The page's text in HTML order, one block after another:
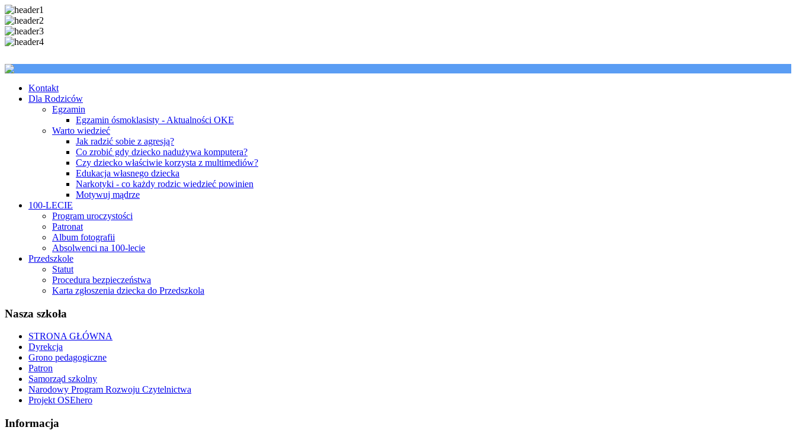
Kontakt
Dla Rodziców
Egzamin
Egzamin ósmoklasisty - Aktualności OKE
Warto wiedzieć
Jak radzić sobie z agresją?
Co zrobić gdy dziecko nadużywa komputera?
Czy dziecko właściwie korzysta z multimediów?
Edukacja własnego dziecka
Narkotyki - co każdy rodzic wiedzieć powinien
Motywuj mądrze
100-LECIE
Program uroczystości
Patronat
Album fotografii
Absolwenci na 100-lecie
Przedszkole
Statut
Procedura bezpieczeństwa
Karta zgłoszenia dziecka do Przedszkola
Nasza szkoła
STRONA GŁÓWNA
Dyrekcja
Grono pedagogiczne
Patron
Samorząd szkolny
Narodowy Program Rozwoju Czytelnictwa
Projekt OSEhero
Informacja